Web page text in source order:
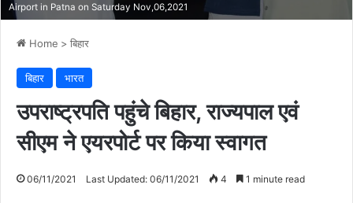
Airport in Patna on Saturday Nov,06,2021
Home > बिहार
बिहार भारत
उपराष्ट्रपति पहुंचे बिहार, राज्यपाल एवं
सीएम ने एयरपोर्ट पर किया स्वागत
06/11/2021 Last Updated: 06/11/2021 4 1 minute read